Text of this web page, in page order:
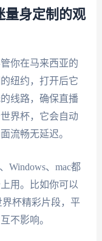
量身定制的观
你在马来西亚的
纽约，打开后它
线路，确保直播
界杯，它会自动
流畅无延迟。
Windows、mac都
用。比如你可以
杯精彩片段，平
不影响。